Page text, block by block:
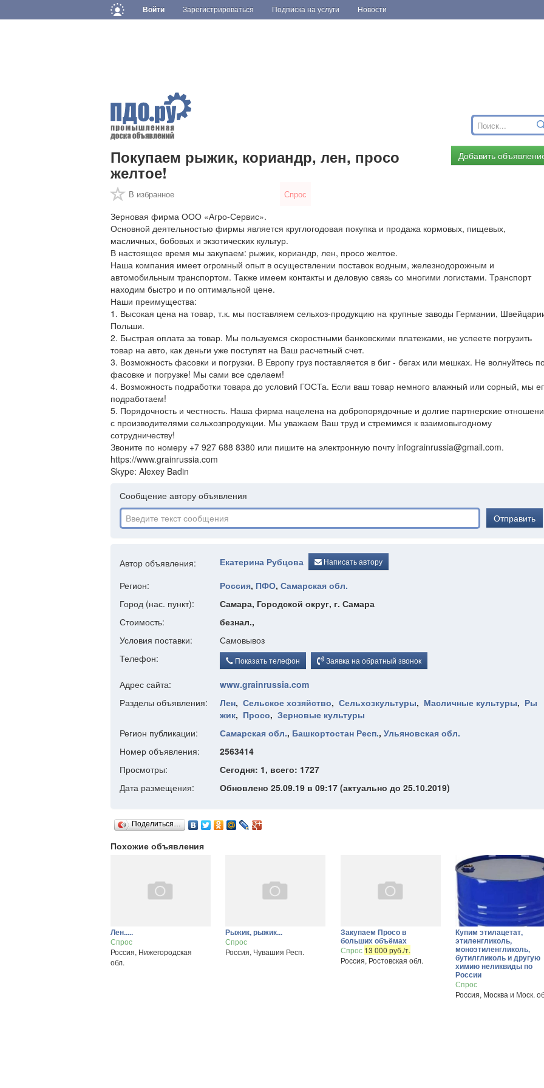
Войти Зарегистрироваться Подписка на услуги Новости
Покупаем рыжик, кориандр, лен, просо
желтое!
Добавить
В избранное Спрос
Зерновая фирма ООО «Агро-Сервис».
Основной деятельностью фирмы является круглогодовая покупка и продажа кормовых, пищевых,
масличных, бобовых и экзотических культур.
В настоящее время мы закупаем: рыжик, кориандр, лен, просо желтое.
Наша компания имеет огромный опыт в осуществлении поставок водным, железнодорожным и
автомобильным транспортом. Также имеем контакты и деловую связь со многими логистами. Транспорт
находим быстро и по оптимальной цене.
Наши преимущества:
1. Высокая цена на товар, т.к. мы поставляем сельхоз-продукцию на крупные заводы Германии,
Польши.
2. Быстрая оплата за товар. Мы пользуемся скоростными банковскими платежами, не успеете погрузить
товар на авто, как деньги уже поступят на Ваш расчетный счет.
3. Возможность фасовки и погрузки. В Европу груз поставляется в биг - бегах или мешках. Не волнуйтесь
фасовке и погрузке! Мы сами все сделаем!
4. Возможность подработки товара до условий ГОСТа. Если ваш товар немного влажный или сорный, мы
подработаем!
5. Порядочность и честность. Наша фирма нацелена на добропорядочные и долгие партнерские
с производителями сельхозпродукции. Мы уважаем Ваш труд и стремимся к взаимовыгодному
сотрудничеству!
Звоните по номеру +7 927 688 8380 или пишите на электронную почту infograinrussia@gmail.com.
https://www.grainrussia.com
Skype: Alexey Badin
Сообщение автору объявления
Отправить
Автор объявления: Екатерина Рубцова Написать автору
Регион: Россия, ПФО, Самарская обл.
Город (нас. пункт):
Самара, Городской округ, г. Самара
Стоимость:
безнал.,
Условия поставки:
Самовывоз
Телефон:
Показать телефон Заявка на обратный звонок
Адрес сайта:
www.grainrussia.com
Разделы объявления:
Лен, Сельское хозяйство, Сельхозкультуры, Масличные культуры, Ры
жик, Просо, Зерновые культуры
Регион публикации:
Самарская обл., Башкортостан Респ., Ульяновская обл.
Номер объявления:
2563414
Просмотры:
Сегодня: 1, всего: 1727
Дата размещения:
Обновлено 25.09.19 в 09:17 (актуально до 25.10.2019)
Поделиться…
Похожие объявления
Лен.....
Спрос
Россия, Нижегородская
обл.
Рыжик, рыжик...
Спрос
Россия, Чувашия Респ.
Закупаем Просо в
больших объёмах
Спрос 13 000 руб./т.
Россия, Ростовская обл.
Купим этилацетат,
этиленгликоль,
моноэтиленгликоль,
бутилгликоль и другую
химию неликвиды по
России
Спрос
Россия, Москва и Моск.